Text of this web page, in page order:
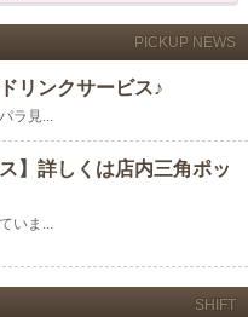
PICKUP NEWS
リンクサービス♪
ラ見...
】詳しくは店内三角ポッ
いま...
SHIFT